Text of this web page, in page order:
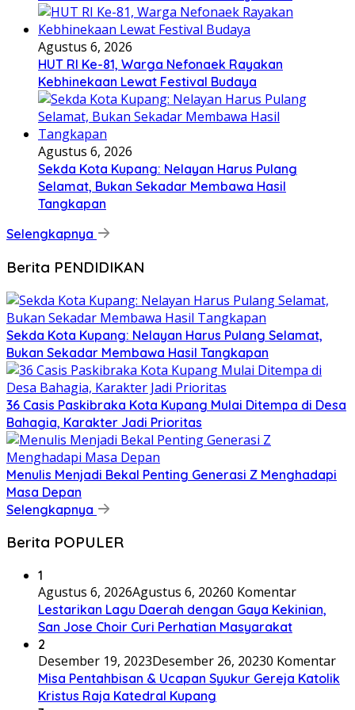
Agustus 6, 2026
HUT RI Ke-81, Warga Nefonaek Rayakan
Kebhinekaan Lewat Festival Budaya
Agustus 6, 2026
Sekda Kota Kupang: Nelayan Harus Pulang
Selamat, Bukan Sekadar Membawa Hasil
Tangkapan
Selengkapnya
Berita PENDIDIKAN
Sekda Kota Kupang: Nelayan Harus Pulang Selamat,
Bukan Sekadar Membawa Hasil Tangkapan
36 Casis Paskibraka Kota Kupang Mulai Ditempa di Desa
Bahagia, Karakter Jadi Prioritas
Menulis Menjadi Bekal Penting Generasi Z Menghadapi
Masa Depan
Selengkapnya
Berita POPULER
1
Agustus 6, 2026Agustus 6, 20260 Komentar
Lestarikan Lagu Daerah dengan Gaya Kekinian,
San Jose Choir Curi Perhatian Masyarakat
2
Desember 19, 2023Desember 26, 20230 Komentar
Misa Pentahbisan & Ucapan Syukur Gereja Katolik
Kristus Raja Katedral Kupang